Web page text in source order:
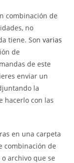
combinación de
no
tiene. Sonvarias
de
de este
enviar un
la
hacerlo con las
en una carpeta
combinación de
archivo que se